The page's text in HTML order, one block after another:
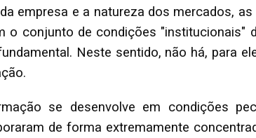
empresa e a natureza dos mercados,
o conjunto de condições "institucionais"
Neste sentido, não há, para
se desenvolve em condições
de forma extremamente